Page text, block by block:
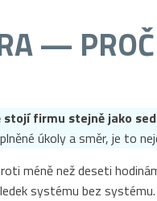
—
stojí firmu stejně jako
úkoly a směr, je to
méně než deseti
systému bez systému.